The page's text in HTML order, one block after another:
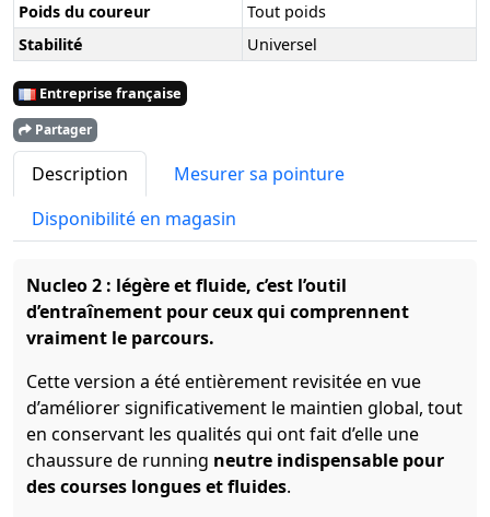
Poids du coureur
Tout poids
Stabilité
Universel
Entreprise française
Partager
Description
Mesurer sa pointure
Disponibilité en magasin
Nucleo 2 : légère et fluide, c’est l’outil
d’entraînement pour ceux qui comprennent
vraiment le parcours.
Cette version a été entièrement revisitée en vue
d’améliorer significativement le maintien global, tout
en conservant les qualités qui ont fait d’elle une
chaussure de running neutre indispensable pour
des courses longues et fluides.